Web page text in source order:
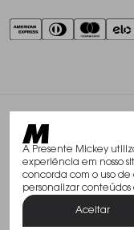
A Presente Mickey
experiência em nosso
concorda com o uso de
personalizar
Aceitar